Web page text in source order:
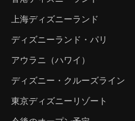
上海ディズニーランド
ディズニーランド・パリ
アウラニ（ハワイ）
ディズニー・クルーズライン
東京ディズニーリゾート